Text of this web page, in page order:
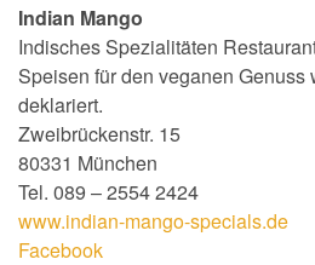
Indian Mango
Indisches Spezialitäten
Speisen für den veganen Genuss
deklariert.
Zweibrückenstr. 15
80331 München
Tel. 089 – 2554 2424
www.indian-mango-specials.de
Facebook